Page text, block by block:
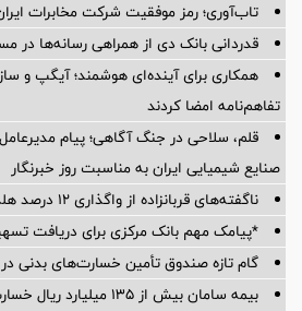
تاب‌آوری؛ رمز موفقیت شرکت مخابرات
قدردانی بانک دی از همراهی رسانه‌ها در
همکاری برای آینده‌ای هوشمند؛ آیگپ و
تفاهم‌نامه امضا کردند
قلم، سلاحی در جنگ آگاهی؛ پیام
صنایع شیمیایی ایران به مناسبت روز خبرنگار
ناگفته‌های قربانزاده از واگذاری ۱۲ درصد هلدینگ خلیج فارس
*پیامک مهم بانک مرکزی برای دریافت
گام تازه صندوق تأمین خسارت‌های بدنی
بیمه سامان بیش از ۱۳۵